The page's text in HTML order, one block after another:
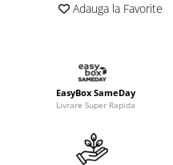
Adauga la Favorite
EasyBox SameDay
Livrare Super Rapida